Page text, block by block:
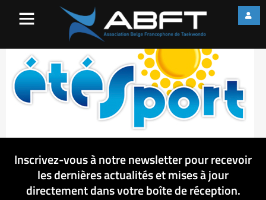
Inscrivez-vous à notre newsletter pour recevoir
les dernières actualités et mises à jour
directement dans votre boîte de réception.